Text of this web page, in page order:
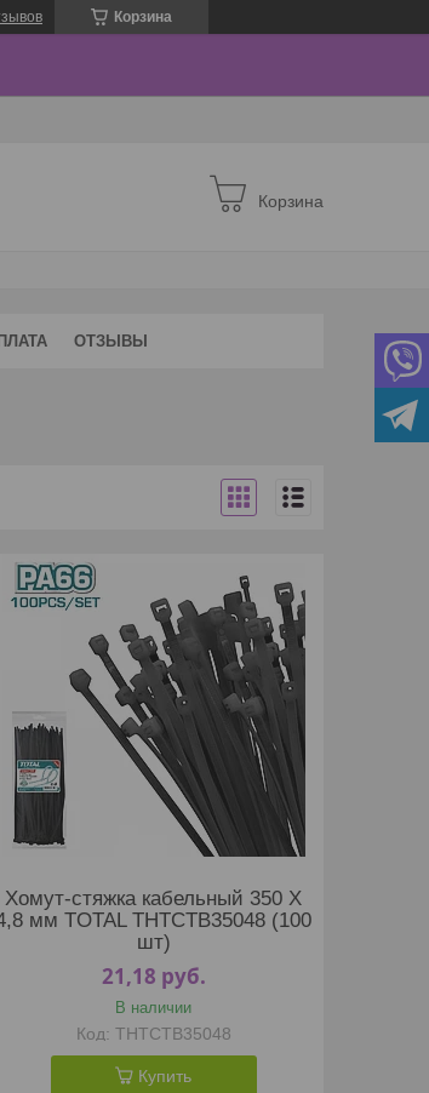
Корзина
Корзина
ОТЗЫВЫ
Хомут-стяжка кабельный 350 X
мм TOTAL THTCTB35048 (100
шт)
21,18 руб.
В наличии
THTCTB35048
Купить